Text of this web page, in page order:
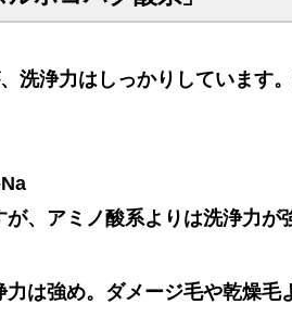
洗浄力はしっかりしています
、アミノ酸系よりは洗浄力が
は強め。ダメージ毛や乾燥毛